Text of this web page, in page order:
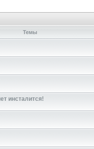
Темы
инсталится!